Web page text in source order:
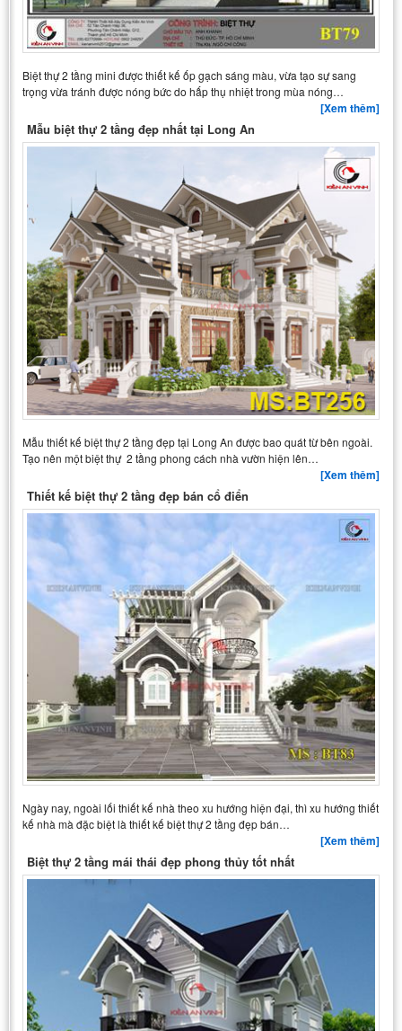
Biệt thự 2 tầng mini được thiết kế ốp gạch sáng màu, vừa tạo sự sang
trọng vừa tránh được nóng bức do hấp thụ nhiệt trong mùa nóng…
[Xem thêm]
Mẫu biệt thự 2 tầng đẹp nhất tại Long An
Mẫu thiết kế biệt thự 2 tầng đẹp tại Long An được bao quát từ bên ngoài.
Tạo nên một biệt thự 2 tầng phong cách nhà vườn hiện lên…
[Xem thêm]
Thiết kế biệt thự 2 tầng đẹp bán cổ điển
Ngày nay, ngoài lối thiết kế nhà theo xu hướng hiện đại, thì xu hướng thiết
kế nhà mà đặc biệt là thiết kế biệt thự 2 tầng đẹp bán…
[Xem thêm]
Biệt thự 2 tầng mái thái đẹp phong thủy tốt nhất